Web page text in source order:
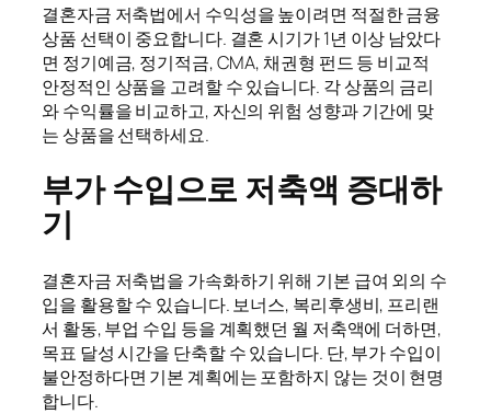
결혼자금 저축법에서 수익성을 높이려면 적절한 금융
상품 선택이 중요합니다. 결혼 시기가 1년 이상 남았다
면 정기예금, 정기적금, CMA, 채권형 펀드 등 비교적
안정적인 상품을 고려할 수 있습니다. 각 상품의 금리
와 수익률을 비교하고, 자신의 위험 성향과 기간에 맞
는 상품을 선택하세요.
부가 수입으로 저축액 증대하
기
결혼자금 저축법을 가속화하기 위해 기본 급여 외의 수
입을 활용할 수 있습니다. 보너스, 복리후생비, 프리랜
서 활동, 부업 수입 등을 계획했던 월 저축액에 더하면,
목표 달성 시간을 단축할 수 있습니다. 단, 부가 수입이
불안정하다면 기본 계획에는 포함하지 않는 것이 현명
합니다.